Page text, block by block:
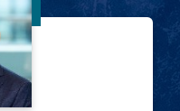
Barakat